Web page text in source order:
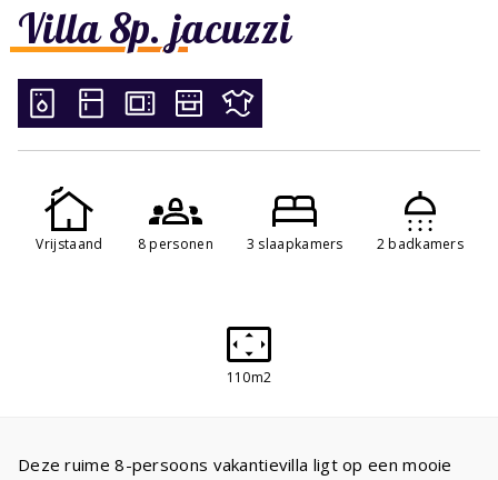
Villa 8p. jacuzzi
Vrijstaand 8 personen 3 slaapkamers 2 badkamers
110m2
Deze ruime 8-persoons vakantievilla ligt op een mooie